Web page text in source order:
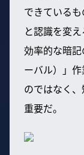
できている
と認識を変え
効率的な暗
ーバル）」
のではなく
重要だ。